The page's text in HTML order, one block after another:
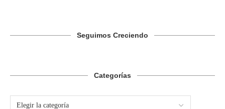
Seguimos Creciendo
Categorías